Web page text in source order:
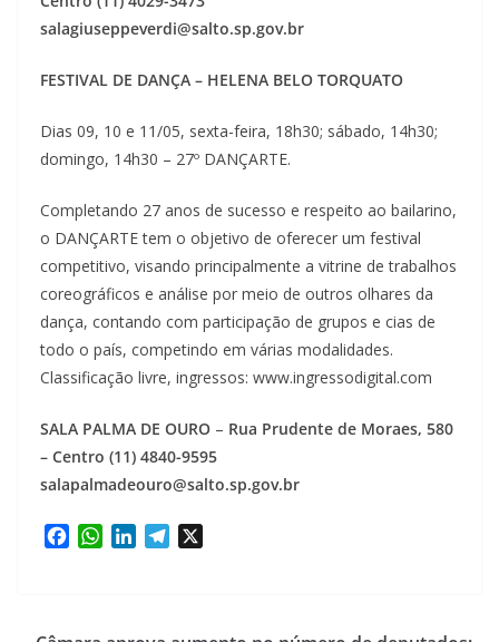
salagiuseppeverdi@salto.sp.gov.br
FESTIVAL DE DANÇA – HELENA BELO TORQUATO
Dias 09, 10 e 11/05, sexta-feira, 18h30; sábado, 14h30;
domingo, 14h30 – 27º DANÇARTE.
Completando 27 anos de sucesso e respeito ao bailarino,
o DANÇARTE tem o objetivo de oferecer um festival
competitivo, visando principalmente a vitrine de trabalhos
coreográficos e análise por meio de outros olhares da
dança, contando com participação de grupos e cias de
todo o país, competindo em várias modalidades.
Classificação livre, ingressos: www.ingressodigital.com
SALA PALMA DE OURO – Rua Prudente de Moraes, 580
– Centro (11) 4840-9595
salapalmadeouro@salto.sp.gov.br
b
W
s
e
g